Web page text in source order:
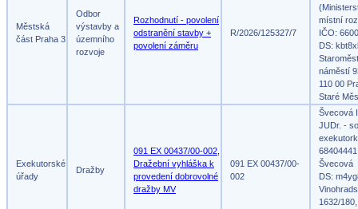
Městská
část Praha 3
Odbor
výstavby a
územního
rozvoje
Rozhodnutí - povolení
odstranění stavby +
povolení záměru
R/2026/125327/7
místní
IČO:
DS:
náměstí
110 00
Staré
Exekutorské
úřady
Dražby
091 EX 00437/00-002,
Dražební vyhláška k
provedení dobrovolné
dražby MV
091 EX 00437/00-
002
Švecová
JUDr. -
Švecová
DS:
1632/